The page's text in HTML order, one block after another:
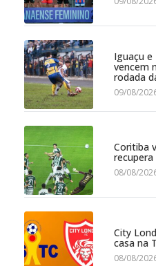
Iguaçu
vencem
rodada
09/08/
Coritiba
08/08/
City
casa na
08/08/